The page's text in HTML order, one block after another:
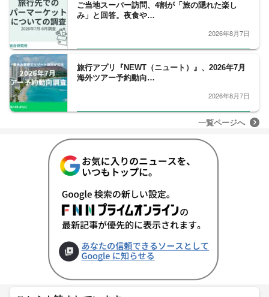
ご当地スーパー訪問、4割が「旅の隠れた楽し
み」と回答。夜食や…
2026年8月7日
旅行アプリ『NEWT（ニュート）』、2026年7月
海外ツアー予約動向…
2026年8月7日
一覧ページへ